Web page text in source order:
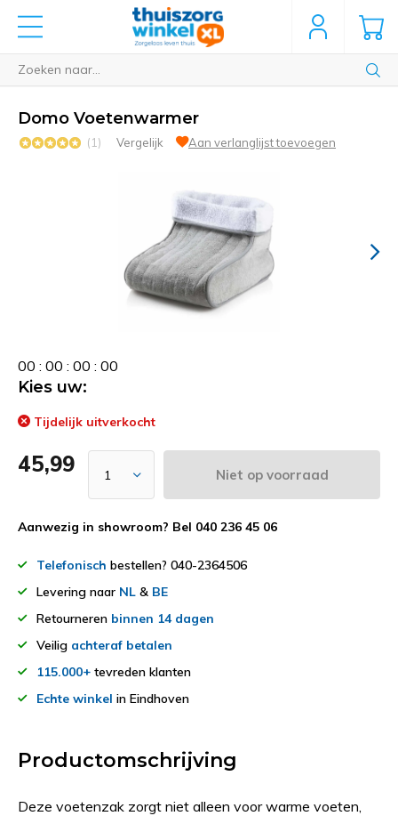
Domo Voetenwarmer
(1) Vergelijk Aan verlanglijst toevoegen
00 : 00 : 00 : 00
Kies uw:
Tijdelijk uitverkocht
45,99 Niet op voorraad
Aanwezig in showroom? Bel 040 236 45 06
Telefonisch bestellen? 040-2364506
Levering naar NL & BE
Retourneren binnen 14 dagen
Veilig achteraf betalen
115.000+ tevreden klanten
Echte winkel in Eindhoven
Productomschrijving
Deze voetenzak zorgt niet alleen voor warme voeten,